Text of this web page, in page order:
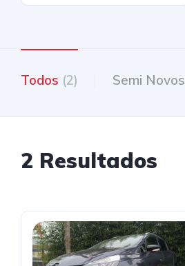
Todos (2) Semi Novos
2 Resultados